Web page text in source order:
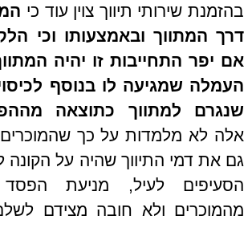
בהזמנת שירותי תיווך צוין עוד כי
דרך המתווך ובאמצעותו וכי
אם יפר התחייבות זו יהיה
העמלה שמגיעה לו בנוסף
שנגרם למתווך כתוצאה
אלה לא מלמדות על כך
גם את דמי התיווך שהיה על
הסעיפים לעיל, מניעת הפסד
מהמוכרים ולא חובה מצידם